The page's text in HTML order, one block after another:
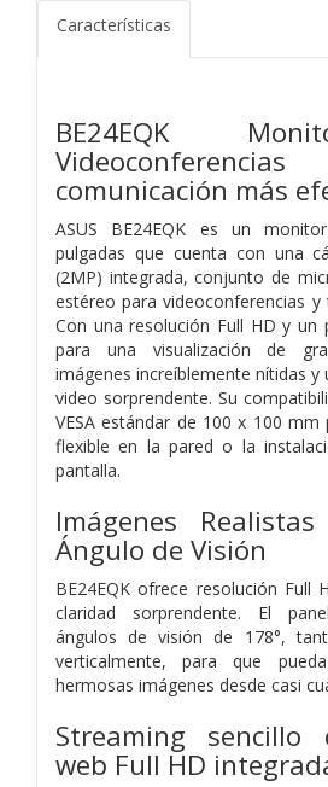
Características
BE24EQK
comunicación más
ASUS BE24EQK es un
pulgadas que cuenta con una
(2MP) integrada, conjunto de
estéreo para videoconferencias y
Con una resolución Full HD y un
para una visualización de
imágenes increíblemente nítidas y
video sorprendente. Su
VESA estándar de 100 x 100
flexible en la pared o la
pantalla.
Imágenes
Ángulo de Visión
BE24EQK ofrece resolución Full
claridad sorprendente. El
ángulos de visión de 178°,
verticalmente, para que
hermosas imágenes desde casi
Streaming sencillo
web Full HD